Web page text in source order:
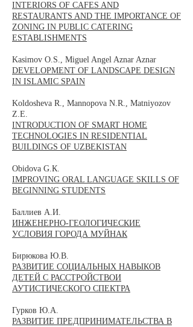
INTERIORS OF CAFES AND
RESTAURANTS AND THE IMPORTANCE OF
ZONING IN PUBLIC CATERING
ESTABLISHMENTS
Kasimov О.S., Miguel Angel Aznar Aznar
DEVELOPMENT OF LANDSCAPE DESIGN
IN ISLAMIC SPAIN
Koldosheva R., Mannopova N.R., Matniyozov
Z.Е.
INTRODUCTION OF SMART HOME
TECHNOLOGIES IN RESIDENTIAL
BUILDINGS OF UZBEKISTAN
Obidova G.К.
IMPROVING ORAL LANGUAGE SKILLS OF
BEGINNING STUDENTS
Баллиев А.И.
ИНЖЕНЕРНО-ГЕОЛОГИЧЕСКИЕ
УСЛОВИЯ ГОРОДА МУЙНАК
Бирюкова Ю.В.
РАЗВИТИЕ СОЦИАЛЬНЫХ НАВЫКОВ
ДЕТЕЙ С РАССТРОЙСТВОИ
АУТИСТИЧЕСКОГО СПЕКТРА
Гурков Ю.А.
​​РАЗВИТИЕ ПРЕДПРИНИМАТЕЛЬСТВА В